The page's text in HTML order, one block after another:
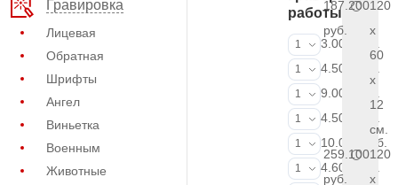
Гравировка
Лицевая
Обратная
Шрифты
Ангел
Виньетка
Военным
Животные
работы
ФИО и даты
1
3.000 руб.
ФИО и даты
1
4.500 руб.
ФИО и даты
1
9.000 руб.
Портрет
1
4.500 руб.
Портрет
1
10.000 руб.
Фотокерамика
1
4.600 руб.
187.200
руб.
120
x
60
x
12
см.
259.100
руб.
120
x